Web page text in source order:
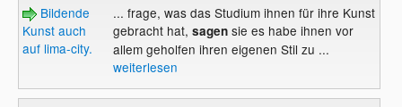
Bildende
Kunst auch
auf lima-city.
... frage, was das Studium ihnen für ihre Kunst
gebracht hat, sagensie es habe ihnen vor
allem geholfen ihren eigenen Stil zu ...
weiterlesen